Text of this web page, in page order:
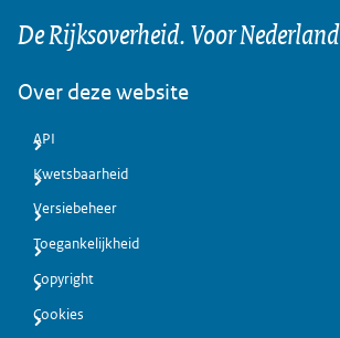
De Rijksoverheid. Voor Nederland
Over deze website
API
Kwetsbaarheid
Versiebeheer
Toegankelijkheid
Copyright
Cookies